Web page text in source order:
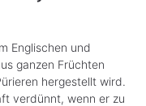
Englischen und
ganzen Früchten
hergestellt wird.
verdünnt, wenn er zu